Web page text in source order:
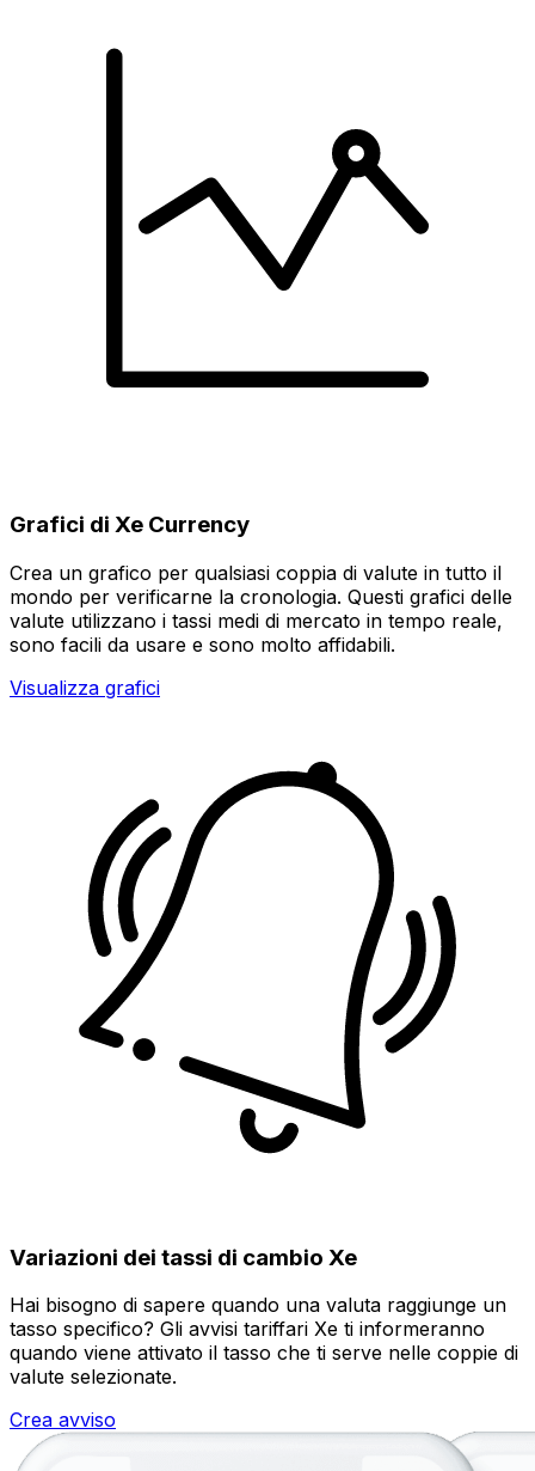
Grafici di Xe Currency
Crea un grafico per qualsiasi coppia di valute in tutto il
mondo per verificarne la cronologia. Questi grafici delle
valute utilizzano i tassi medi di mercato in tempo reale,
sono facili da usare e sono molto affidabili.
Visualizza grafici
Variazioni dei tassi di cambio Xe
Hai bisogno di sapere quando una valuta raggiunge un
tasso specifico? Gli avvisi tariffari Xe ti informeranno
quando viene attivato il tasso che ti serve nelle coppie di
valute selezionate.
Crea avviso